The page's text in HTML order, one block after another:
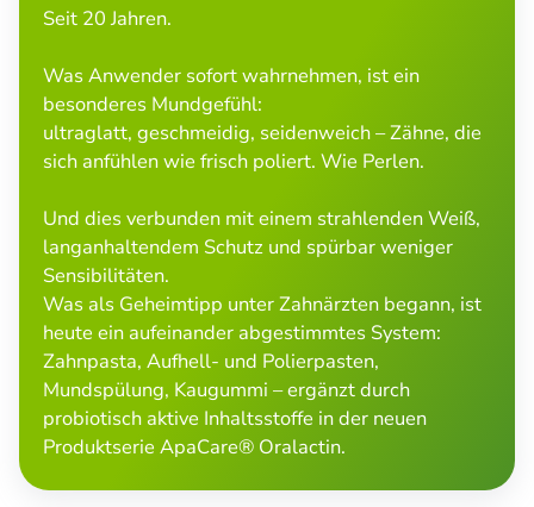
Seit 20 Jahren.
Was Anwender sofort wahrnehmen, ist ein
besonderes Mundgefühl:
ultraglatt, geschmeidig, seidenweich – Zähne, die
sich anfühlen wie frisch poliert. Wie Perlen.
Und dies verbunden mit einem strahlenden Weiß,
langanhaltendem Schutz und spürbar weniger
Sensibilitäten.
Was als Geheimtipp unter Zahnärzten begann, ist
heute ein aufeinander abgestimmtes System:
Zahnpasta, Aufhell- und Polierpasten,
Mundspülung, Kaugummi – ergänzt durch
probiotisch aktive Inhaltsstoffe in der neuen
Produktserie ApaCare® Oralactin.